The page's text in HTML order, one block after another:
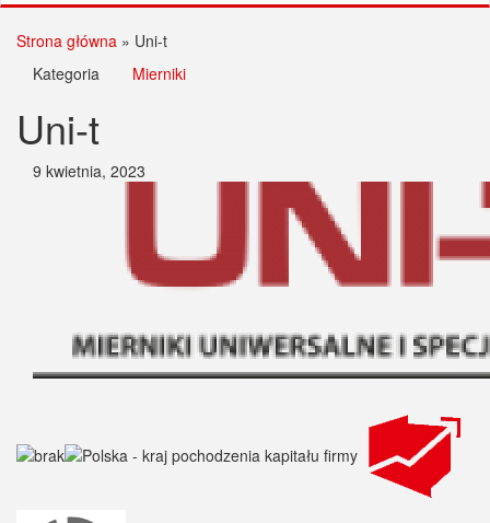
Strona główna » Uni-t
Kategoria
Mierniki
Uni-t
9 kwietnia, 2023